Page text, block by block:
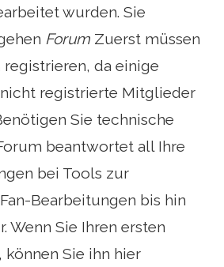
wurden. Sie
Forum Zuerst müssen
da einige
registrierte Mitglieder
Sie technische
beantwortet all Ihre
bei Tools zur
Bearbeitungen bis hin
Wenn Sie Ihren ersten
können Sie ihn hier